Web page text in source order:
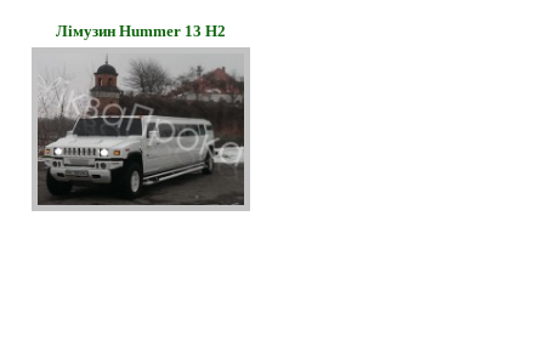
Лімузин Hummer 13 H2